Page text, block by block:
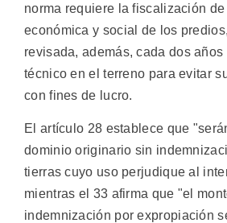
norma requiere la fiscalización
económica y social de los
revisada, además, cada dos
técnico en el terreno para evitar
con fines de lucro.
El artículo 28 establece que
dominio originario sin
tierras cuyo uso perjudique al
mientras el 33 afirma que "el
indemnización por expropiación